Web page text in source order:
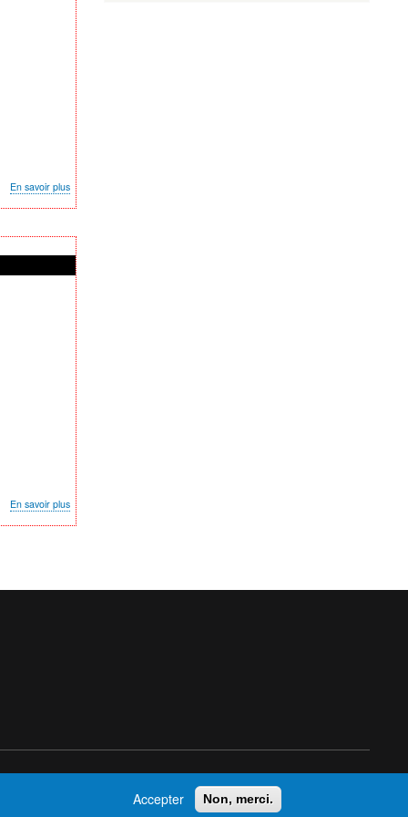
En savoir plus sur
Soirée
Projection
«
Venus
»
(Jaume
Balagueró,
2022)
En savoir plus sur
Soirée
Projection
Ruin
Accepter Non, merci.